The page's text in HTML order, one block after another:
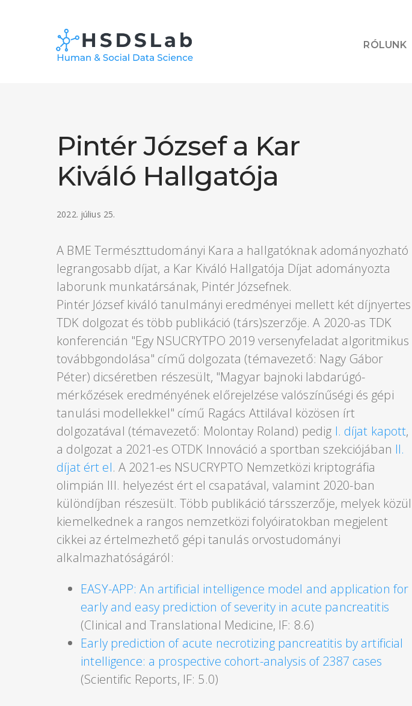
RÓLUNK
Pintér József a Kar
Kiváló Hallgatója
2022. július 25.
A BME Természttudományi Kara a hallgatóknak adományozható
legrangosabb díjat, a Kar Kiváló Hallgatója Díjat adományozta
laborunk munkatársának, Pintér Józsefnek.
Pintér József kiváló tanulmányi eredményei mellett két díjnyertes
TDK dolgozat és több publikáció (társ)szerzője. A 2020-as TDK
konferencián "Egy NSUCRYTPO 2019 versenyfeladat algoritmikus
továbbgondolása" című dolgozata (témavezető: Nagy Gábor
Péter) dicséretben részesült, "Magyar bajnoki labdarúgó-
mérkőzések eredményének előrejelzése valószínűségi és gépi
tanulási modellekkel" című Ragács Attilával közösen írt
dolgozatával (témavezető: Molontay Roland) pedig I. díjat kapott,
a dolgozat a 2021-es OTDK Innováció a sportban szekciójában II.
díjat ért el. A 2021-es NSUCRYPTO Nemzetközi kriptográfia
olimpián III. helyezést ért el csapatával, valamint 2020-ban
különdíjban részesült. Több publikáció társszerzője, melyek közül
kiemelkednek a rangos nemzetközi folyóiratokban megjelent
cikkei az értelmezhető gépi tanulás orvostudományi
alkalmazhatóságáról:
EASY-APP: An artificial intelligence model and application for
early and easy prediction of severity in acute pancreatitis
(Clinical and Translational Medicine, IF: 8.6)
Early prediction of acute necrotizing pancreatitis by artificial
intelligence: a prospective cohort-analysis of 2387 cases
(Scientific Reports, IF: 5.0)